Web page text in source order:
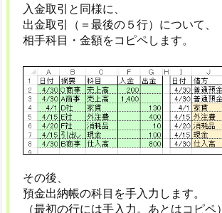
入金取引と同様に、
出金取引（＝最後の５行）について、
相手科目・金額をコピペします。
その後、
預金出納帳の科目を手入力します。
（最初の行には手入力。あとはコピペ）